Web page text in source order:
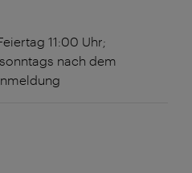
11:00 Uhr;
nach dem